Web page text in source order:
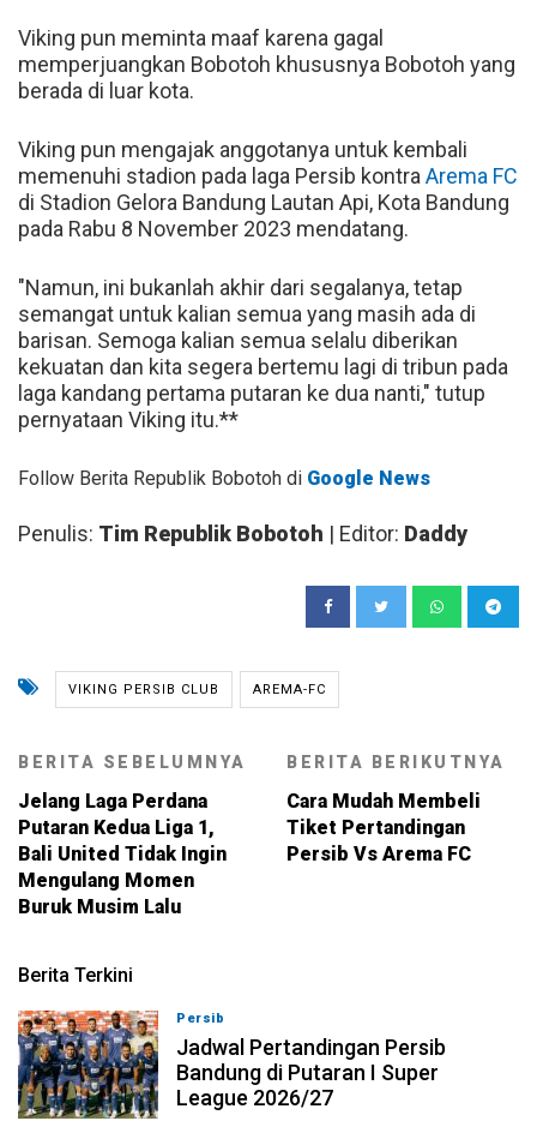
Viking pun meminta maaf karena gagal
memperjuangkan Bobotoh khususnya Bobotoh yang
berada di luar kota.
Viking pun mengajak anggotanya untuk kembali
memenuhi stadion pada laga Persib kontra Arema FC
di Stadion Gelora Bandung Lautan Api, Kota Bandung
pada Rabu 8 November 2023 mendatang.
"Namun, ini bukanlah akhir dari segalanya, tetap
semangat untuk kalian semua yang masih ada di
barisan. Semoga kalian semua selalu diberikan
kekuatan dan kita segera bertemu lagi di tribun pada
laga kandang pertama putaran ke dua nanti," tutup
pernyataan Viking itu.**
Follow Berita Republik Bobotoh di Google News
Penulis: Tim Republik Bobotoh | Editor: Daddy
VIKING PERSIB CLUB AREMA-FC
BERITA SEBELUMNYA
Jelang Laga Perdana
Putaran Kedua Liga 1,
Bali United Tidak Ingin
Mengulang Momen
Buruk Musim Lalu
BERITA BERIKUTNYA
Cara Mudah Membeli
Tiket Pertandingan
Persib Vs Arema FC
Berita Terkini
Persib
Jadwal Pertandingan Persib
Bandung di Putaran I Super
League 2026/27